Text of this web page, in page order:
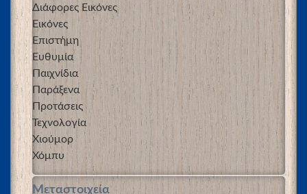
Διάφορες Εικόνες
Εικόνες
Επιστήμη
Ευθυμία
Παιχνίδια
Παράξενα
Προτάσεις
Τεχνολογία
Χιούμορ
Χόμπυ
Μεταστοιχεία